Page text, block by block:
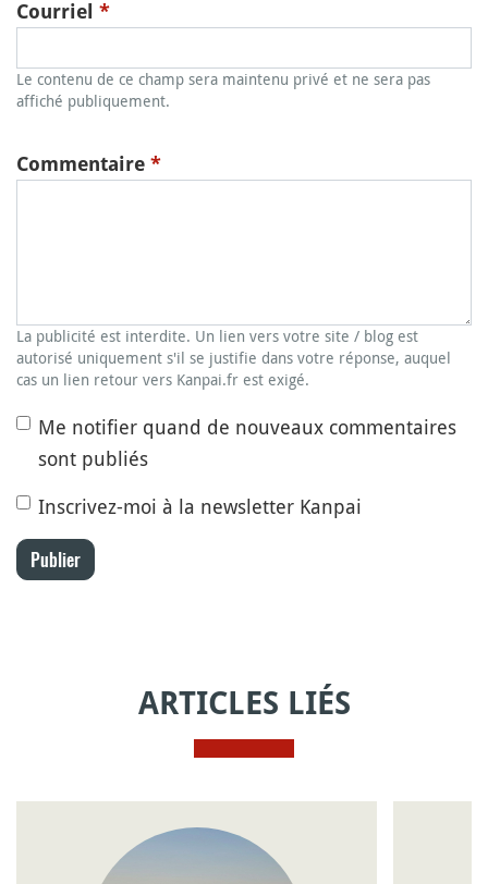
Courriel *
Le contenu de ce champ sera maintenu privé et ne sera pas
affiché publiquement.
Commentaire *
La publicité est interdite. Un lien vers votre site / blog est
autorisé uniquement s'il se justifie dans votre réponse, auquel
cas un lien retour vers Kanpai.fr est exigé.
Me notifier quand de nouveaux commentaires
sont publiés
Inscrivez-moi à la newsletter Kanpai
Publier
ARTICLES LIÉS